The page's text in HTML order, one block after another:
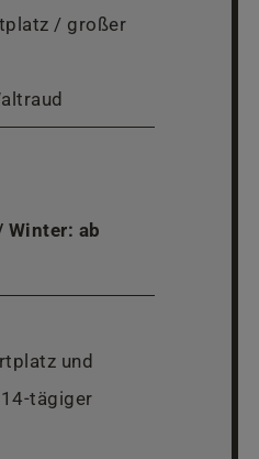
/ großer
Winter: ab
und
tägiger